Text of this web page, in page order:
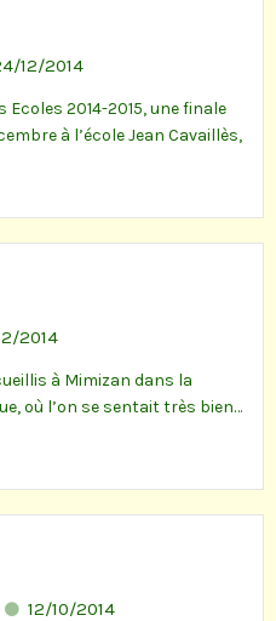
12/2014
2014-2015, une finale
à l’école Jean Cavaillès,
2014
à Mimizan dans la
où l’on se sentait très bien…
12/10/2014